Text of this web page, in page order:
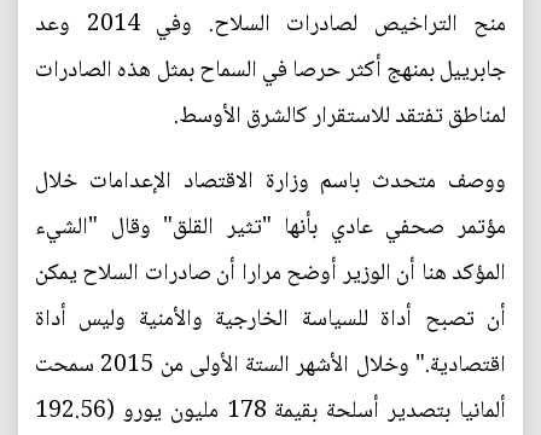
منح التراخيص لصادرات السلاح. وفي 2014 وعد
جابرييل بمنهج أكثر حرصا في السماح بمثل هذه الصادرات
لمناطق تفتقد للاستقرار كالشرق الأوسط.
ووصف متحدث باسم وزارة الاقتصاد الإعدامات خلال
مؤتمر صحفي عادي بأنها "تثير القلق" وقال "الشيء
المؤكد هنا أن الوزير أوضح مرارا أن صادرات السلاح يمكن
أن تصبح أداة للسياسة الخارجية والأمنية وليس أداة
اقتصادية." وخلال الأشهر الستة الأولى من 2015 سمحت
ألمانيا بتصدير أسلحة بقيمة 178 مليون يورو (192.56